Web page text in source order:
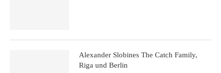
Alexander Slobines The Catch Family,
Riga und Berlin